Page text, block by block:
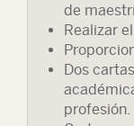
de
Realizar
Dos
profesión.